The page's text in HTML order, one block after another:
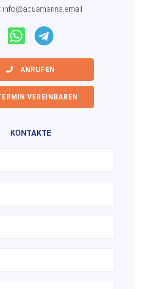
info@aquamarina.email
ANRUFEN
VEREINBAREN
KONTAKTE